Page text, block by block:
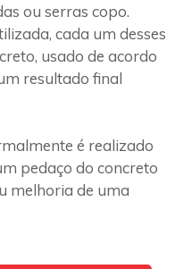
ou serras copo.
cada um desses
usado de acordo
resultado final
é realizado
pedaço do concreto
melhoria de uma